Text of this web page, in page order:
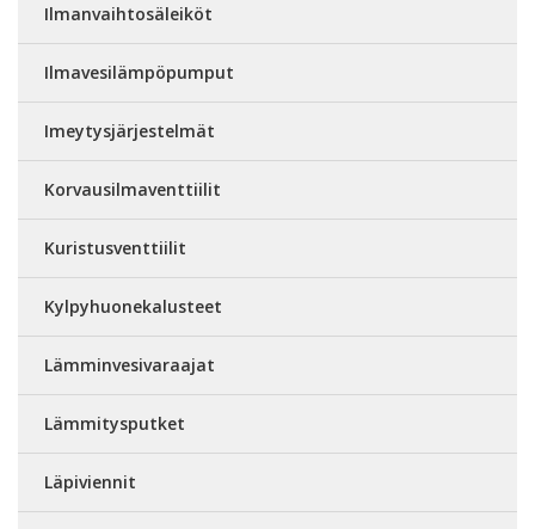
Ilmanvaihtosäleiköt
Ilmavesilämpöpumput
Imeytysjärjestelmät
Korvausilmaventtiilit
Kuristusventtiilit
Kylpyhuonekalusteet
Lämminvesivaraajat
Lämmitysputket
Läpiviennit